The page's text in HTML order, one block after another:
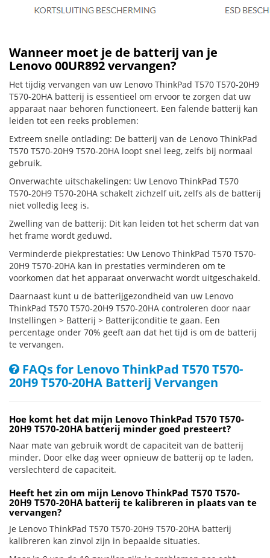
Wanneer moet je de batterij van je
Lenovo 00UR892 vervangen?
Het tijdig vervangen van uw Lenovo ThinkPad T570 T570-20H9
T570-20HA batterij is essentieel om ervoor te zorgen dat uw
apparaat naar behoren functioneert. Een falende batterij kan
leiden tot een reeks problemen:
Extreem snelle ontlading: De batterij van de Lenovo ThinkPad
T570 T570-20H9 T570-20HA loopt snel leeg, zelfs bij normaal
gebruik.
Onverwachte uitschakelingen: Uw Lenovo ThinkPad T570
T570-20H9 T570-20HA schakelt zichzelf uit, zelfs als de batterij
niet volledig leeg is.
Zwelling van de batterij: Dit kan leiden tot het scherm dat van
het frame wordt geduwd.
Verminderde piekprestaties: Uw Lenovo ThinkPad T570 T570-
20H9 T570-20HA kan in prestaties verminderen om te
voorkomen dat het apparaat onverwacht wordt uitgeschakeld.
Daarnaast kunt u de batterijgezondheid van uw Lenovo
ThinkPad T570 T570-20H9 T570-20HA controleren door naar
Instellingen > Batterij > Batterijconditie te gaan. Een
percentage onder 70% geeft aan dat het tijd is om de batterij
te vervangen.
FAQs for Lenovo ThinkPad T570 T570-
20H9 T570-20HA Batterij Vervangen
Hoe komt het dat mijn Lenovo ThinkPad T570 T570-
20H9 T570-20HA batterij minder goed presteert?
Naar mate van gebruik wordt de capaciteit van de batterij
minder. Door elke dag weer opnieuw de batterij op te laden,
verslechterd de capaciteit.
Heeft het zin om mijn Lenovo ThinkPad T570 T570-
20H9 T570-20HA batterij te kalibreren in plaats van te
vervangen?
Je Lenovo ThinkPad T570 T570-20H9 T570-20HA batterij
kalibreren kan zinvol zijn in bepaalde situaties.